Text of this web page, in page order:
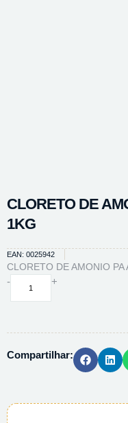
CLORETO DE
1KG
EAN: 0025942
CLORETO DE AMONIO PA
-
CLORETO
-
+
Compartilhar: